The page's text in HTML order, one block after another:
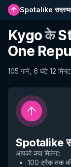
Spotalike
Kygoके
One
105 गाने, 6 घंटे 12
Spotalike
आपको क्या मिलेगा:
100 ट्रैक तक